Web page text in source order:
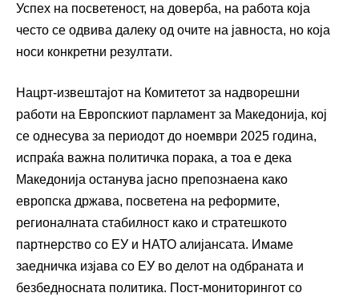
Успех на посветеност, на доверба, на работа која
често се одвива далеку од очите на јавноста, но која
носи конкретни резултати.
Нацрт-извештајот на Комитетот за надворешни
работи на Европскиот парламент за Македонија, кој
се однесува за периодот до ноември 2025 година,
испраќа важна политичка порака, а тоа е дека
Македонија останува јасно препознаена како
европска држава, посветена на реформите,
регионалната стабилност како и стратешкото
партнерство со ЕУ и НАТО алијансата. Имаме
заедничка изјава со ЕУ во делот на одбраната и
безбедносната политика. Пост-мониторингот со